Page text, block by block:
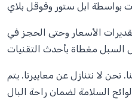
الأسعار وحتى الحجز في
نحن لا نتنازل عن معاييرنا. يتم